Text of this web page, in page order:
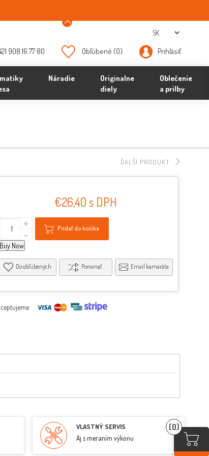
908 16 77 80 Obľúbené (0) Prihlásiť
(0)
Náradie
Originalne
diely
Oblečenie
a prilby
ĎALŠÍ PRODUKT
€26,40 s DPH
+
- Pridať do košíka
Buy Now
Do obľúbených Porovnať Email kamaráta
VLASTNÝ SERVIS
Aj s meraním výkonu